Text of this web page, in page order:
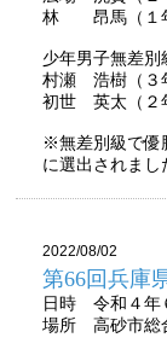
林 昂馬（１
少年男子無差別
村瀬 浩樹（３
初世 英太（２
※無差別級で優
に選出されまし
2022/08/02
第66回兵庫
日時 令和４年
場所 高砂市総